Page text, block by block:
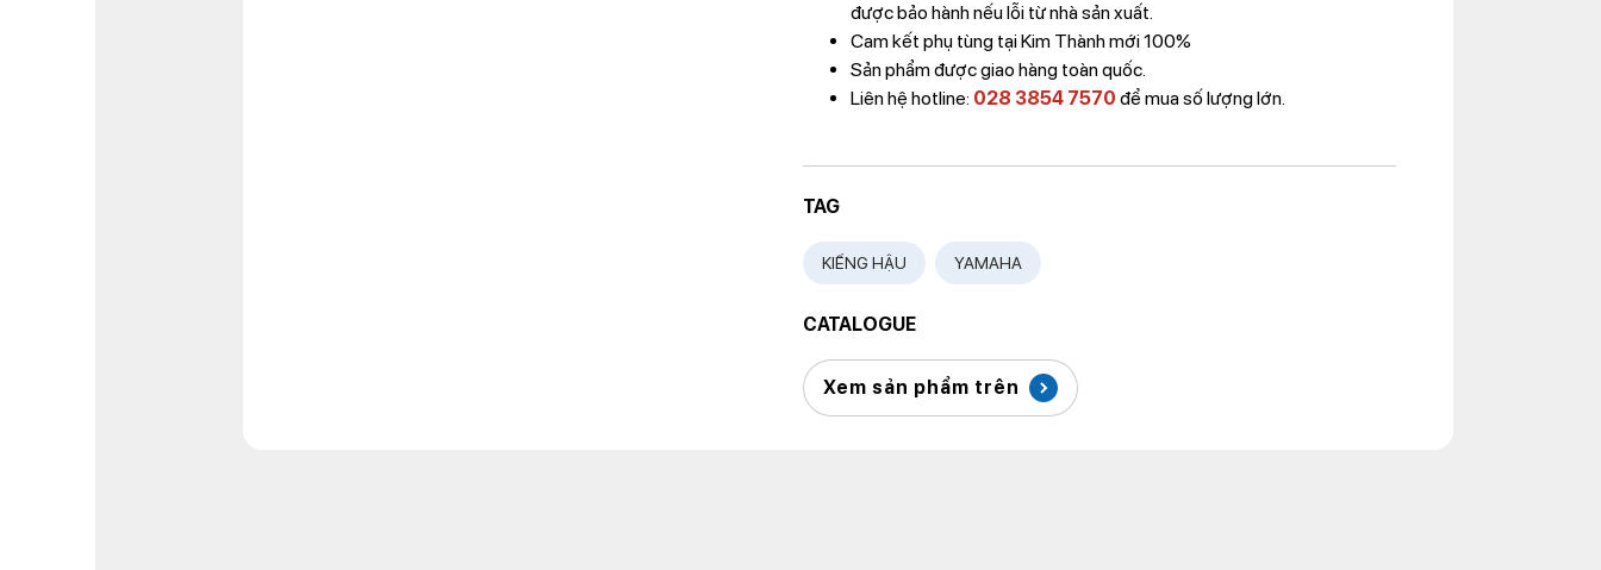
được bảo hành nếu lỗi từ nhà sản xuất.
Cam kết phụ tùng tại Kim Thành mới 100%
Sản phẩm được giao hàng toàn quốc.
Liên hệ hotline: 028 3854 7570 để mua số lượng lớn.
TAG
KIẾNG HẬU YAMAHA
CATALOGUE
Xem sản phẩm trên